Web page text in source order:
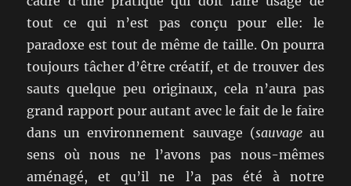
tout ce qui n’est pas conçu pour elle: le
paradoxe est tout de même de taille. On pourra
toujours tâcher d’être créatif, et de trouver des
sauts quelque peu originaux, cela n’aura pas
grand rapport pour autant avec le fait de le faire
dans un environnement sauvage (sauvageau
sens où nous ne l’avons pas nous-mêmes
aménagé, et qu’il ne l’a pas été à notre